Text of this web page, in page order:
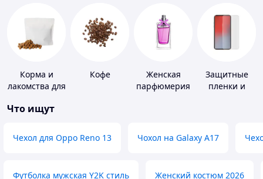
Корма и
лакомства для
животных и
Кофе
Женская
парфюмерия
Защитные
пленки и
Что ищут
Чехол для Oppo Reno 13 Чохол на Galaxy A17
Футболка мужская Y2K стиль Женский костюм 2026